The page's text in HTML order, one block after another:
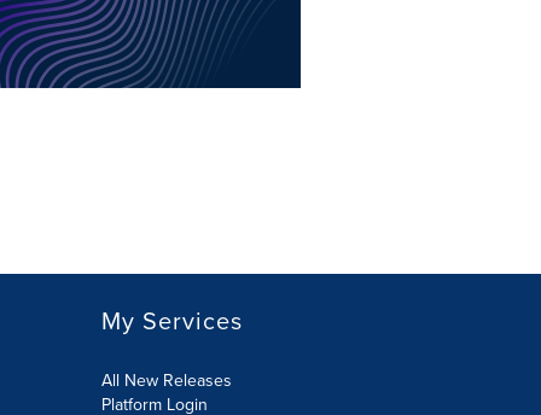
My Services
All New Releases
Platform Login